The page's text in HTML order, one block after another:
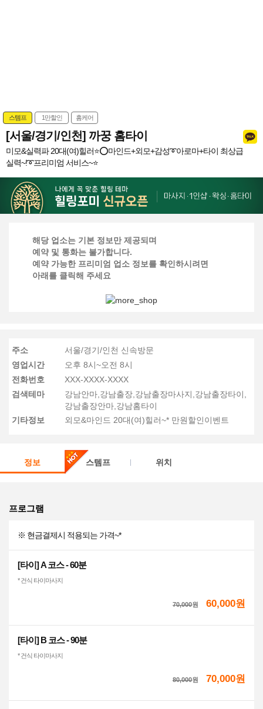
스템프 1만할인 홈케어
[서울/경기/인천] 까꿍 홈타이
미모&실력파 20대(여)힐러⭐️⭕마인드+외모+감성➰아로마+타이 최상급
실력~!➰프리미엄 서비스~⭐️
해당 업소는 기본 정보만 제공되며
예약 및 통화는 불가합니다.
예약 가능한 프리미엄 업소 정보를 확인하시려면
아래를 클릭해 주세요
주소
서울/경기/인천 신속방문
영업시간
오후 8시~오전 8시
전화번호
XXX-XXXX-XXXX
검색테마
강남안마,강남출장,강남출장마사지,강남출장타이,
강남출장안마,강남홈타이
기타정보
외모&마인드 20대(여)힐러~* 만원할인이벤트
정보 스템프 위치
프로그램
※ 현금결제시 적용되는 가격~*
[타이] A 코스 - 60분
* 건식 타이마사지
70,000원 60,000원
[타이] B 코스 - 90분
* 건식 타이마사지
80,000원 70,000원